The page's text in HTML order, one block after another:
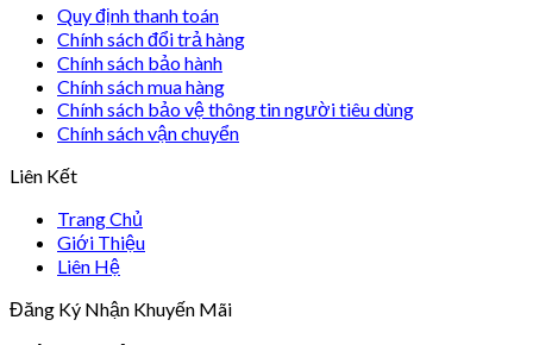
Quy định thanh toán
Chính sách đổi trả hàng
Chính sách bảo hành
Chính sách mua hàng
Chính sách bảo vệ thông tin người tiêu dùng
Chính sách vận chuyển
Liên Kết
Trang Chủ
Giới Thiệu
Liên Hệ
Đăng Ký Nhận Khuyến Mãi